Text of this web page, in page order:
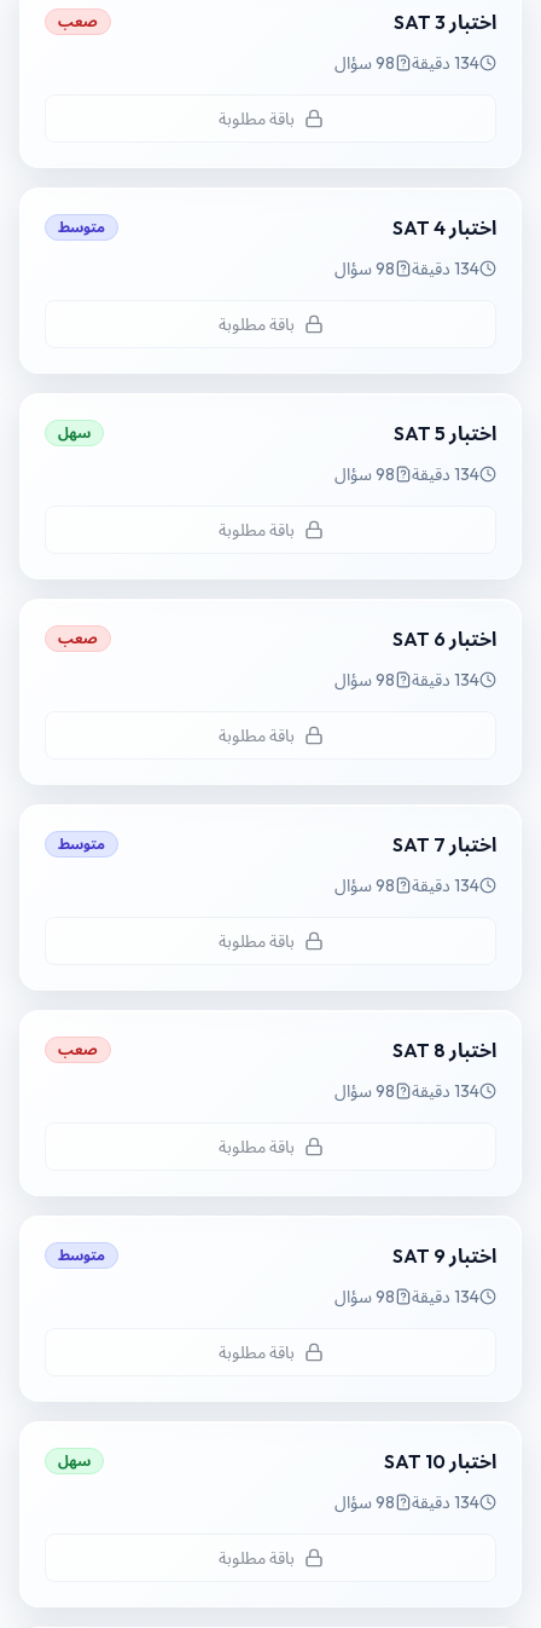
اختبار SAT 3 صعب
134 دقيقة 98 سؤال
باقة مطلوبة
اختبار SAT 4 متوسط
134 دقيقة 98 سؤال
باقة مطلوبة
اختبار SAT 5 سهل
134 دقيقة 98 سؤال
باقة مطلوبة
اختبار SAT 6 صعب
134 دقيقة 98 سؤال
باقة مطلوبة
اختبار SAT 7 متوسط
134 دقيقة 98 سؤال
باقة مطلوبة
اختبار SAT 8 صعب
134 دقيقة 98 سؤال
باقة مطلوبة
اختبار SAT 9 متوسط
134 دقيقة 98 سؤال
باقة مطلوبة
اختبار SAT 10 سهل
134 دقيقة 98 سؤال
باقة مطلوبة